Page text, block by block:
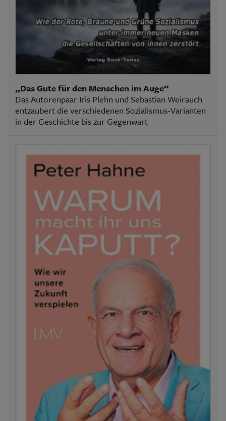
„Das Gute für den Menschen im Auge“
Das Autorenpaar Iris Plehn und Sebastian Weirauch
entzaubert die verschiedenen Sozialismus-Varianten
in der Geschichte bis zur Gegenwart